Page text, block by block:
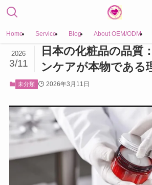
Home Service Blog About OEM/ODM
日本の化粧品の品質
ンケアが本物である
2026
3/11
未分類 2026年3月11日